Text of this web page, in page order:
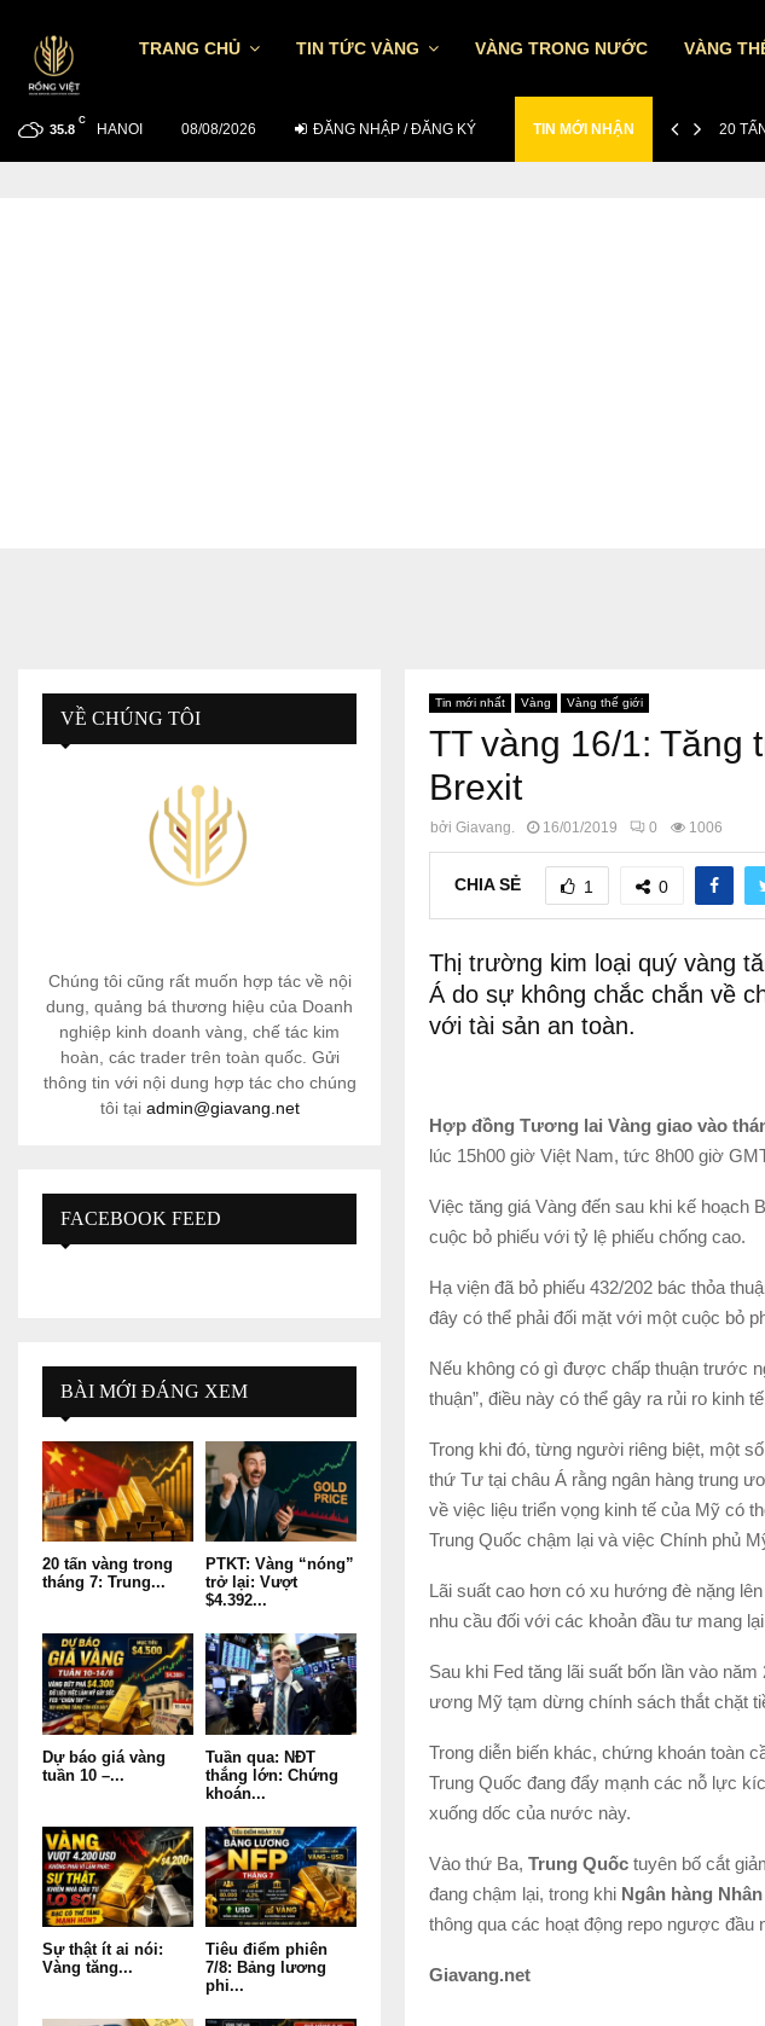
TRANG CHỦ TIN TỨC VÀNG VÀNG TRONG NƯỚC VÀNG
35.8
C
HANOI 08/08/2026 ĐĂNG NHẬP / ĐĂNG KÝ TIN MỚI NHẬN
TỶ GIÁ USD/VND NGÀY 7/8: TGTT TĂNG… 20
Tin mới nhất Vàng Vàng thế giới
TT vàng 16/1: Tăng
Brexit
bởi Giavang. 16/01/2019 0 1006
CHIA SẺ 1 0
Thị trường kim loại quý vàng
Á do sự không chắc chắn về
với tài sản an toàn.
Hợp đồng Tương lai Vàng giao vào
lúc 15h00 giờ Việt Nam, tức 8h00 giờ
Việc tăng giá Vàng đến sau khi kế hoạch
cuộc bỏ phiếu với tỷ lệ phiếu chống cao.
Hạ viện đã bỏ phiếu 432/202 bác thỏa
đây có thể phải đối mặt với một cuộc bỏ
Nếu không có gì được chấp thuận trước
thuận”, điều này có thể gây ra rủi ro kinh
Trong khi đó, từng người riêng biệt, một
thứ Tư tại châu Á rằng ngân hàng trung
về việc liệu triển vọng kinh tế của Mỹ có
Trung Quốc chậm lại và việc Chính phủ
Lãi suất cao hơn có xu hướng đè nặng
nhu cầu đối với các khoản đầu tư mang
Sau khi Fed tăng lãi suất bốn lần vào
ương Mỹ tạm dừng chính sách thắt chặt
Trong diễn biến khác, chứng khoán toàn
Trung Quốc đang đẩy mạnh các nỗ lực
xuống dốc của nước này.
Vào thứ Ba, Trung Quốc tuyên bố cắt
đang chậm lại, trong khi Ngân hàng
thông qua các hoạt động repo ngược đầu
Giavang.net
VỀ CHÚNG TÔI
Chúng tôi cũng rất muốn hợp tác về nội
dung, quảng bá thương hiệu của Doanh
nghiệp kinh doanh vàng, chế tác kim
hoàn, các trader trên toàn quốc. Gửi
thông tin với nội dung hợp tác cho chúng
tôi tại admin@giavang.net
FACEBOOK FEED
BÀI MỚI ĐÁNG XEM
20 tấn vàng trong
tháng 7: Trung...
PTKT: Vàng “nóng”
trở lại: Vượt
$4.392...
Dự báo giá vàng
tuần 10 –...
Tuần qua: NĐT
thắng lớn: Chứng
khoán...
Sự thật ít ai nói:
Vàng tăng...
Tiêu điểm phiên
7/8: Bảng lương
phi...